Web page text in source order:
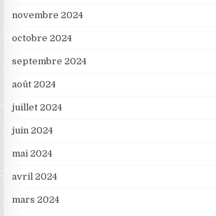
novembre 2024
octobre 2024
septembre 2024
août 2024
juillet 2024
juin 2024
mai 2024
avril 2024
mars 2024